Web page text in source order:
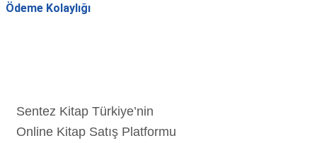
Ödeme Kolaylığı
Sentez Kitap Türkiye’nin
Online Kitap Satış Platformu